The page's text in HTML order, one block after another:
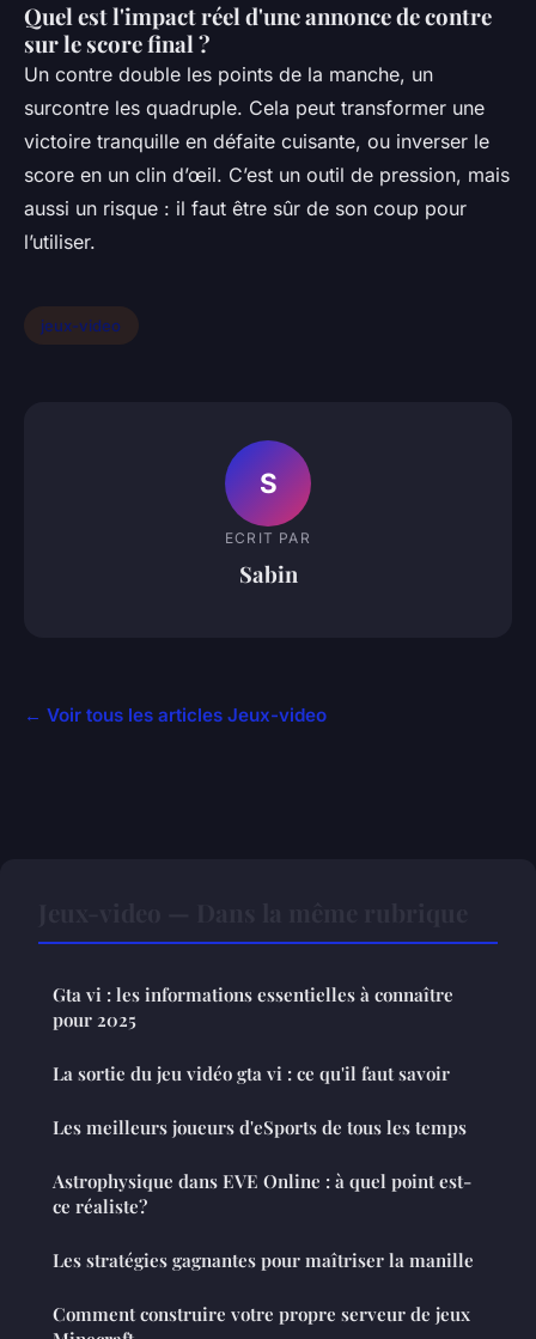
Quel est l'impact réel d'une annonce de contre
sur le score final ?
Un contre double les points de la manche, un
surcontre les quadruple. Cela peut transformer une
victoire tranquille en défaite cuisante, ou inverser le
score en un clin d’œil. C’est un outil de pression, mais
aussi un risque : il faut être sûr de son coup pour
l’utiliser.
jeux-video
S
ECRIT PAR
Sabin
← Voir tous les articles Jeux-video
Gta vi : les informations essentielles à connaître
pour 2025
La sortie du jeu vidéo gta vi : ce qu'il faut savoir
Les meilleurs joueurs d'eSports de tous les temps
Astrophysique dans EVE Online : à quel point est-
ce réaliste?
Les stratégies gagnantes pour maîtriser la manille
Comment construire votre propre serveur de jeux